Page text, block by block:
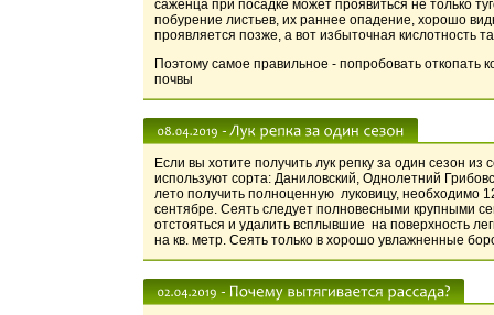
саженца при посадке может проявиться не только
побурение листьев, их раннее опадение, хорошо
проявляется позже, а вот избыточная кислотность
Поэтому самое правильное - попробовать откопать
почвы
Если вы хотите получить лук репку за один сезон
используют сорта: Даниловский, Однолетний
лето получить полноценную луковицу, необходимо
сентябре. Сеять следует полновесными крупными
отстояться и удалить всплывшие на поверхность
на кв. метр. Сеять только в хорошо увлажненные